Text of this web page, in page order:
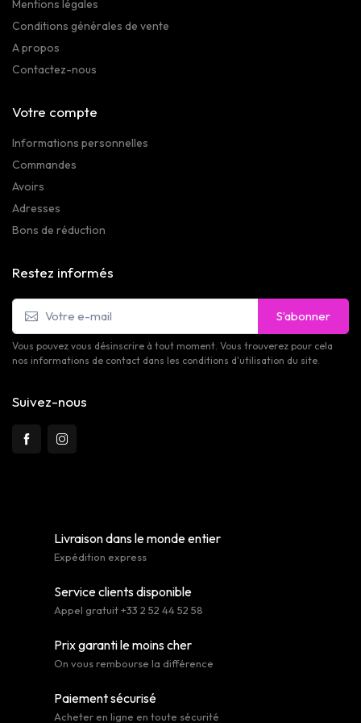
Mentions légales
Conditions générales de vente
A propos
Contactez-nous
Votre compte
Informations personnelles
Commandes
Avoirs
Adresses
Bons de réduction
Restez informés
S’abonner
Vous pouvez vous désinscrire à tout moment. Vous trouverez pour cela
nos informations de contact dans les conditions d'utilisation du site.
Suivez-nous
Livraison dans le monde entier
Expédition express
Service clients disponible
Appel gratuit +33 2 52 44 52 58
Prix garanti le moins cher
On vous rembourse la différence
Paiement sécurisé
Acheter en ligne en toute sécurité